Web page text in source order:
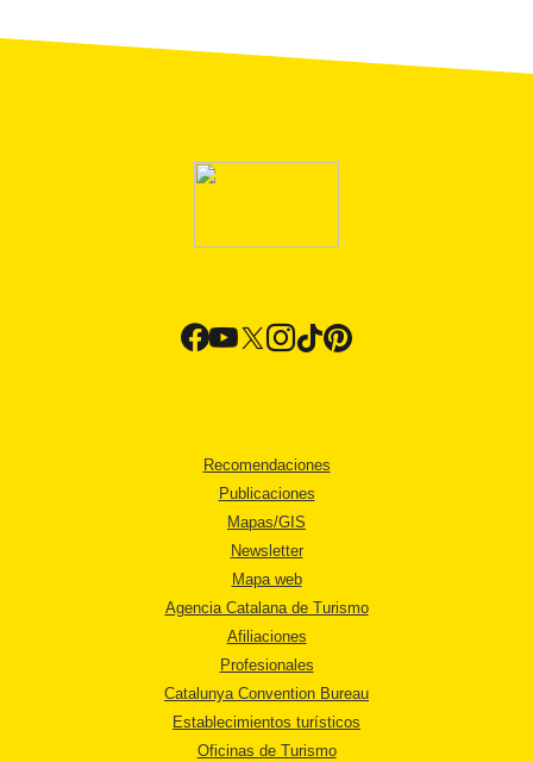
Recomendaciones
Publicaciones
Mapas/GIS
Newsletter
Mapa web
Agencia Catalana de Turismo
Afiliaciones
Profesionales
Catalunya Convention Bureau
Establecimientos turísticos
Oficinas de Turismo